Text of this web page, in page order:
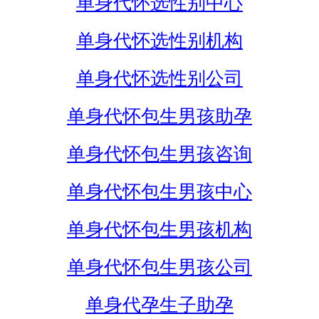
单身代怀选性别机构
单身代怀选性别公司
单身代怀包生男孩助孕
单身代怀包生男孩咨询
单身代怀包生男孩中心
单身代怀包生男孩机构
单身代怀包生男孩公司
单身代孕生子助孕